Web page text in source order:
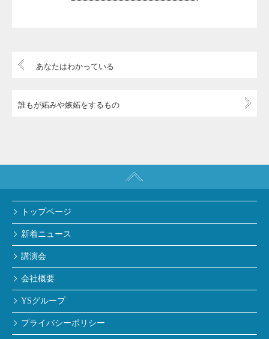
あなたはわかっている
誰もが妬みや嫉妬をするもの
トップページ
新着ニュース
講演会
会社概要
YSグループ
プライバシーポリシー